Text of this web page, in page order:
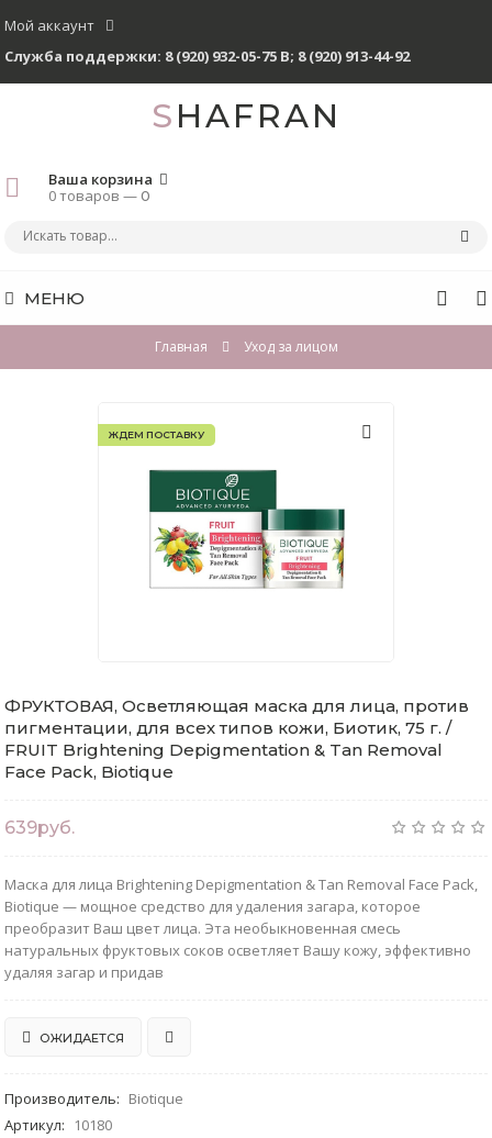
Мой аккаунт
Служба поддержки: 8 (920) 932-05-75 В; 8 (920) 913-44-92
SHAFRAN
Ваша корзина
0 товаров —0
МЕНЮ
Главная Уход за лицом
ЖДЕМ ПОСТАВКУ
ФРУКТОВАЯ, Осветляющая маска для лица, против
пигментации, для всех типов кожи, Биотик, 75 г. /
FRUIT Brightening Depigmentation & Tan Removal
Face Pack, Biotique
639руб.
Маска для лица Brightening Depigmentation & Tan Removal Face Pack,
Biotique — мощное средство для удаления загара, которое
преобразит Ваш цвет лица. Эта необыкновенная смесь
натуральных фруктовых соков осветляет Вашу кожу, эффективно
удаляя загар и придав
ОЖИДАЕТСЯ
Производитель: Biotique
Артикул:
10180